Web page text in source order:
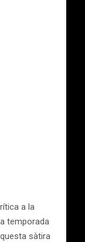
a la
temporada
sàtira